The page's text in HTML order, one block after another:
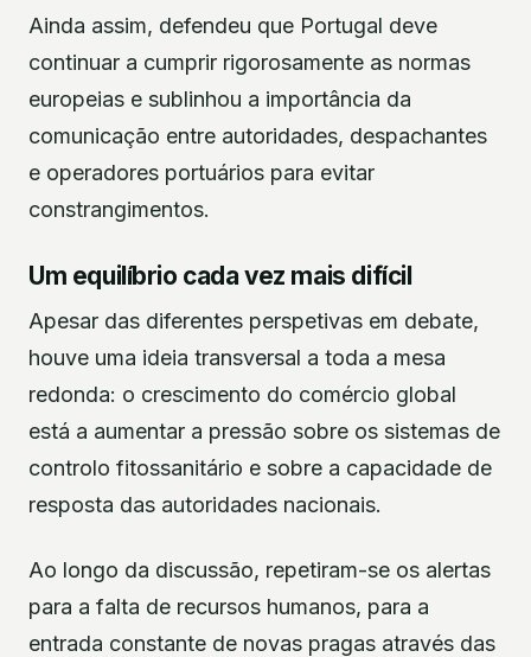
Ainda assim, defendeu que Portugal deve
continuar a cumprir rigorosamente as normas
europeias e sublinhou a importância da
comunicação entre autoridades, despachantes
e operadores portuários para evitar
constrangimentos.
Um equilíbrio cada vez mais difícil
Apesar das diferentes perspetivas em debate,
houve uma ideia transversal a toda a mesa
redonda: o crescimento do comércio global
está a aumentar a pressão sobre os sistemas de
controlo fitossanitário e sobre a capacidade de
resposta das autoridades nacionais.
Ao longo da discussão, repetiram-se os alertas
para a falta de recursos humanos, para a
entrada constante de novas pragas através das